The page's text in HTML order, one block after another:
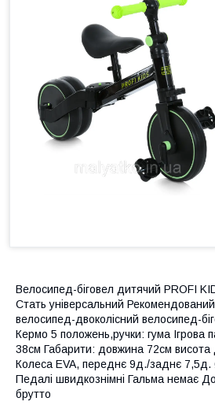
Велосипед-біговел дитячий PROFI
Стать універсальний
велосипед-двоколісний велосипед-
Кермо 5 положень,ручки: гума Ігрова
38см Габарити: довжина 72см
Колеса EVA, переднє 9д./заднє 7,5д.
Педалі швидкознімні Гальма немає
брутто